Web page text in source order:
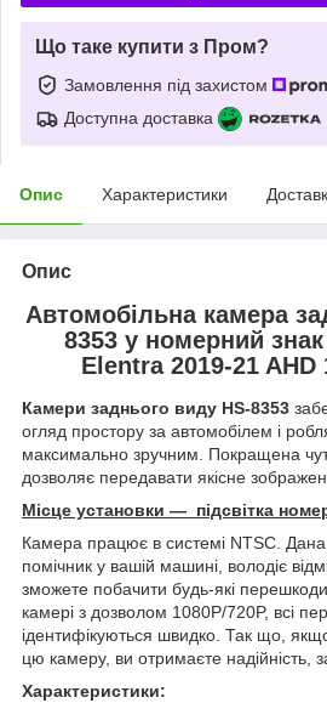
Що таке купити з Пром?
Замовлення під захистом
Доступна доставка
Опис Характеристики
Опис
Автомобільна камера
8353 у номерний
Elentra 2019-21 AHD
Камери заднього виду HS-8353
огляд простору за автомобілем і
максимально зручним. Покращена
дозволяє передавати якісне
Місце установки — підсвітка
Камера працює в системі NTSC.
помічник у вашій машині, володіє
зможете побачити будь-які
камері з дозволом 1080P/720P, всі
ідентифікуються швидко. Так що,
цю камеру, ви отримаєте надійність,
Характеристики: